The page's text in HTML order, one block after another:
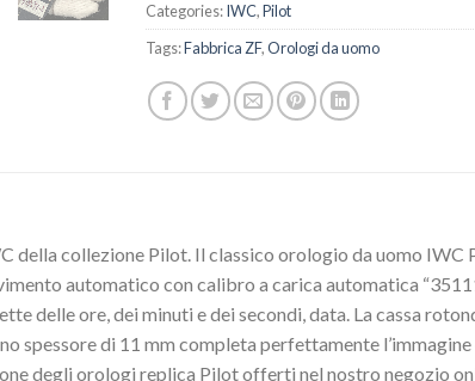
Categories:IWC,Pilot
Tags:Fabbrica ZF,Orologi da uomo
della collezione Pilot. Il classico orologio da uomo IWC
automatico con calibro a carica automatica
delle ore, dei minuti e dei secondi, data. La cassa
spessore di 11 mm completa perfettamente l’immagine
degli orologi replica Pilot offerti nel nostro negozio